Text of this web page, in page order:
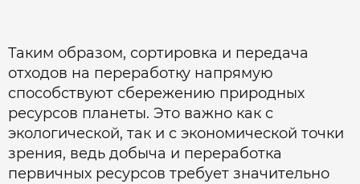
Таким образом, сортировка и передача
отходов на переработку напрямую
способствуют сбережению природных
ресурсов планеты. Это важно как с
экологической, так и с экономической точки
зрения, ведь добыча и переработка
первичных ресурсов требует значительно